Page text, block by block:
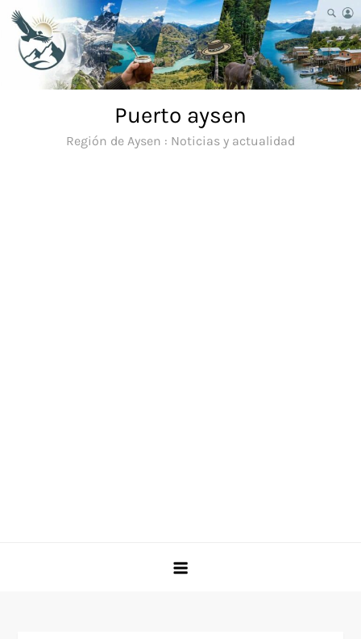
Saltar
contenido
Puerto aysen
Región de Aysen : Noticias y actualidad